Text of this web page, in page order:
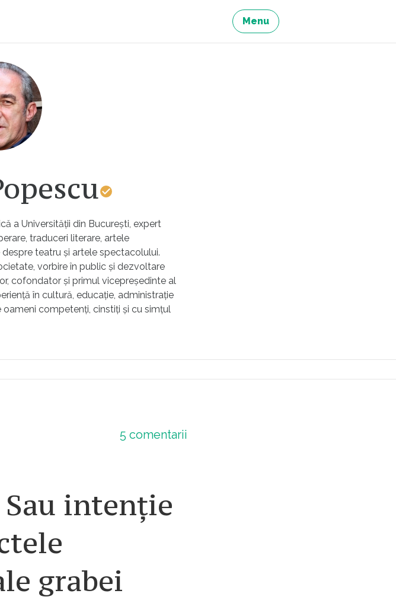
Menu
a Universității din București, expert
traduceri literare, artele
teatru și artele spectacolului.
vorbire în public și dezvoltare
cofondator și primul vicepreședinte al
în cultură, educație, administrație
competenți, cinstiți și cu simțul
5 comentarii
intenție
grabei